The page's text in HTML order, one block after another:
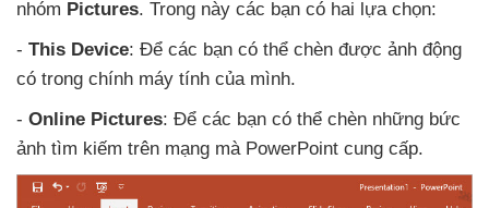
nhóm Pictures. Trong này các bạn có hai lựa chọn:
- This Device: Để các bạn có thể chèn được ảnh động
có trong chính máy tính của mình.
- Online Pictures: Để các bạn có thể chèn những bức
ảnh tìm kiếm trên mạng mà PowerPoint cung cấp.